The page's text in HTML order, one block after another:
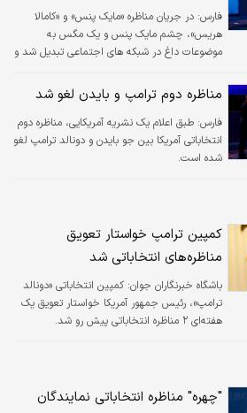
فارس: در جریان مناظره «مایک پنس» و «کامالا
هریس»، چشم مایک پنس و یک مگس به
موضوعات داغ در شبکه های اجتماعی تبدیل شد و
مناظره دوم ترامپ و بایدن لغو شد
فارس: طبق اعلام یک نشریه آمریکایی، مناظره دوم
انتخاباتی آمریکا بین جو بایدن و دونالد ترامپ لغو
شده است.
کمپین ترامپ خواستار تعویق
مناظره‌های انتخاباتی شد
باشگاه خبرنگاران جوان: کمپین انتخاباتی «دونالد
ترامپ»، رئیس جمهور آمریکا خواستار تعویق یک
هفته‌ای ۲ مناظره انتخاباتی‌ پیش رو شد.
"چهره" مناظره انتخاباتی نمایندگان